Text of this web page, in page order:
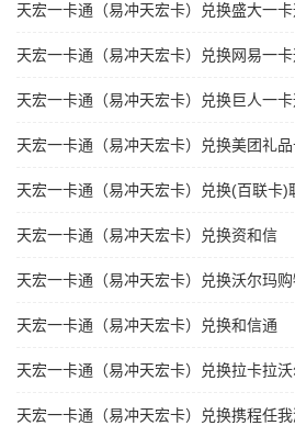
天宏一卡通（易冲天宏卡）兑换盛大一卡
天宏一卡通（易冲天宏卡）兑换网易一卡
天宏一卡通（易冲天宏卡）兑换巨人一
天宏一卡通（易冲天宏卡）兑换美团礼
天宏一卡通（易冲天宏卡）兑换(百联卡)
天宏一卡通（易冲天宏卡）兑换资和信
天宏一卡通（易冲天宏卡）兑换沃尔玛
天宏一卡通（易冲天宏卡）兑换和信通
天宏一卡通（易冲天宏卡）兑换拉卡拉
天宏一卡通（易冲天宏卡）兑换携程任